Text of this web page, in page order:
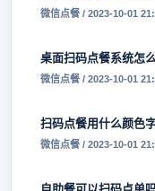
微信点餐 / 2023-10-01
桌面扫码点餐系统怎
微信点餐 / 2023-10-01
扫码点餐用什么颜色
微信点餐 / 2023-10-01